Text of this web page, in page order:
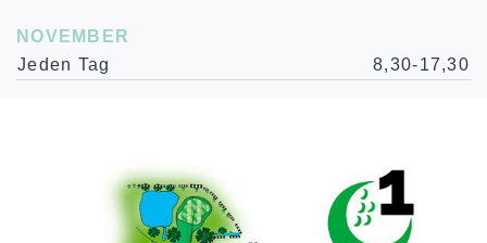
NOVEMBER
Jeden Tag
8,30-17,30